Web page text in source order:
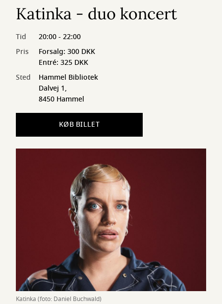
Katinka (foto: Daniel Buchwald)
Katinka - duo koncert
Tid
20:00 - 22:00
Pris
Forsalg: 300 DKK
Entré: 325 DKK
Sted
Hammel Bibliotek
Dalvej 1,
8450 Hammel
KØB BILLET